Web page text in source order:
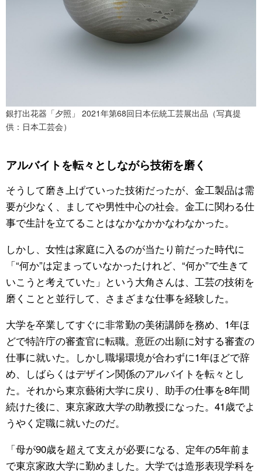
銀打出花器「夕照」 2021年第68回日本伝統工芸展出品（写真提
供：日本工芸会）
アルバイトを転々としながら技術を磨く
そうして磨き上げていった技術だったが、金工製品は需
要が少なく、ましてや男性中心の社会。金工に関わる仕
事で生計を立てることはなかなかかなわなかった。
しかし、女性は家庭に入るのが当たり前だった時代に
「“何か”は定まっていなかったけれど、“何か”で生きて
いこうと考えていた」という大角さんは、工芸の技術を
磨くことと並行して、さまざまな仕事を経験した。
大学を卒業してすぐに非常勤の美術講師を務め、1年ほ
どで特許庁の審査官に転職。意匠の出願に対する審査の
仕事に就いた。しかし職場環境が合わずに1年ほどで辞
め、しばらくはデザイン関係のアルバイトを転々とし
た。それから東京藝術大学に戻り、助手の仕事を8年間
続けた後に、東京家政大学の助教授になった。41歳でよ
うやく定職に就いたのだ。
「母が90歳を超えて支えが必要になる、定年の5年前ま
で東京家政大学に勤めました。大学では造形表現学科を